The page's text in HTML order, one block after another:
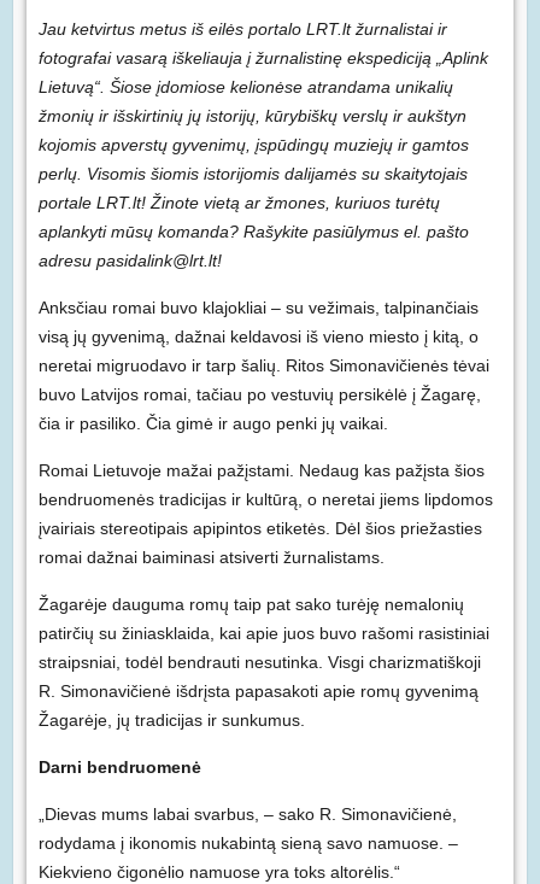
Jau ketvirtus metus iš eilės portalo LRT.lt žurnalistai ir
fotografai vasarą iškeliauja į žurnalistinę ekspediciją „Aplink
Lietuvą“. Šiose įdomiose kelionėse atrandama unikalių
žmonių ir išskirtinių jų istorijų, kūrybiškų verslų ir aukštyn
kojomis apverstų gyvenimų, įspūdingų muziejų ir gamtos
perlų. Visomis šiomis istorijomis dalijamės su skaitytojais
portale LRT.lt! Žinote vietą ar žmones, kuriuos turėtų
aplankyti mūsų komanda? Rašykite pasiūlymus el. pašto
adresu pasidalink@lrt.lt!
Anksčiau romai buvo klajokliai – su vežimais, talpinančiais
visą jų gyvenimą, dažnai keldavosi iš vieno miesto į kitą, o
neretai migruodavo ir tarp šalių. Ritos Simonavičienės tėvai
buvo Latvijos romai, tačiau po vestuvių persikėlė į Žagarę,
čia ir pasiliko. Čia gimė ir augo penki jų vaikai.
Romai Lietuvoje mažai pažįstami. Nedaug kas pažįsta šios
bendruomenės tradicijas ir kultūrą, o neretai jiems lipdomos
įvairiais stereotipais apipintos etiketės. Dėl šios priežasties
romai dažnai baiminasi atsiverti žurnalistams.
Žagarėje dauguma romų taip pat sako turėję nemalonių
patirčių su žiniasklaida, kai apie juos buvo rašomi rasistiniai
straipsniai, todėl bendrauti nesutinka. Visgi charizmatiškoji
R. Simonavičienė išdrįsta papasakoti apie romų gyvenimą
Žagarėje, jų tradicijas ir sunkumus.
Darni bendruomenė
„Dievas mums labai svarbus, – sako R. Simonavičienė,
rodydama į ikonomis nukabintą sieną savo namuose. –
Kiekvieno čigonėlio namuose yra toks altorėlis.“